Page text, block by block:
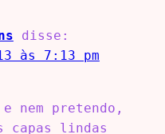
disse:
às 7:13 pm
pretendo,
capas lindas